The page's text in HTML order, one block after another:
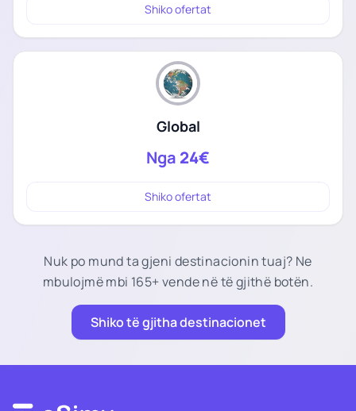
Shiko ofertat
Global
Nga 24€
Shiko ofertat
Nuk po mund ta gjeni destinacionin tuaj? Ne
mbulojmë mbi 165+ vende në të gjithë botën.
Shiko të gjitha destinacionet